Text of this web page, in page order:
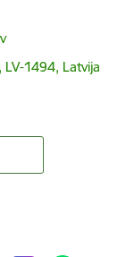
LV-1494, Latvija